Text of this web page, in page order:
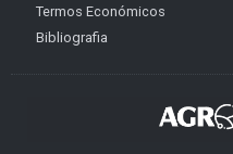
Termos Económicos
Bibliografia